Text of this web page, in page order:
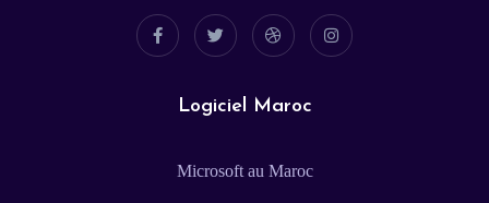
Logiciel Maroc
Microsoft au Maroc